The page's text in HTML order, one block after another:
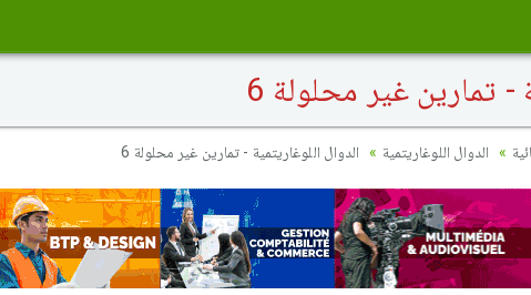
- تمارين غير محلولة 6
الدوال اللوغاريتمية الدوال اللوغاريتمية - تمارين غير محلولة 6